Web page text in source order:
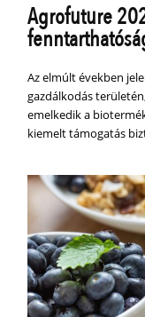
Agrofuture
Az elmúlt években
gazdálkodás
emelkedik a
kiemelt támogatás